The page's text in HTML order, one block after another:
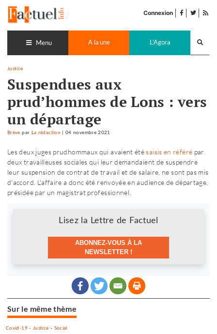
contenu
Connexion facebook
twitter
Menu A la une L'Agora
Justice
Suspendues aux
prud’hommes de Lons : vers
un départage
Brève par La rédaction |04 novembre 2021
Les deux juges prudhommaux qui avaient étésaisis en référé par
deux travailleuses sociales qui leur demandaient de suspendre
leur suspension de contrat de travail et de salaire, ne sont pas mis
d'accord. L'affaire a donc été renvoyée en audience de départage,
présidée par un magistrat professionnel.
Lisez la Lettre de Factuel
ABONNEZ-VOUS À LA
NEWSLETTER !
Sur le même thème
Covid-19- Justice - Social